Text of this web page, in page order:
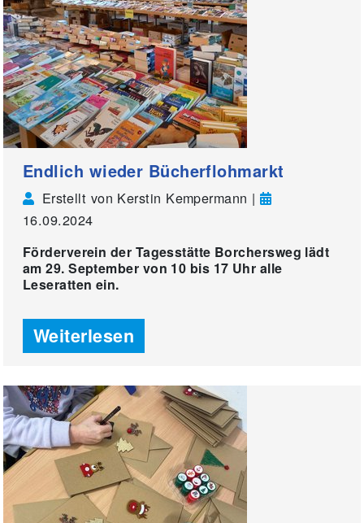
Endlich wieder Bücherflohmarkt
Erstellt von Kerstin Kempermann |
16.09.2024
Förderverein der Tagesstätte Borchersweg lädt
am 29. September von 10 bis 17 Uhr alle
Leseratten ein.
Weiterlesen